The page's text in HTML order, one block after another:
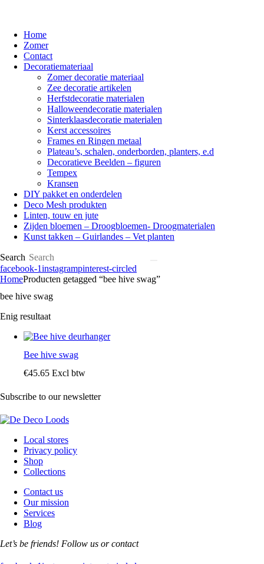
Home
Zomer
Contact
Decoratiemateriaal
Zomer decoratie materiaal
Zee decoratie artikelen
Herfstdecoratie materialen
Halloweendecoratie materialen
Sinterklaasdecoratie materialen
Kerst accessoires
Frames en Ringen metaal
Plateau’s, schalen, onderborden, planters, e.d
Decoratieve Beelden – figuren
Tempex
Kransen
DIY pakket en onderdelen
Deco Mesh produkten
Linten, touw en jute
Zijden bloemen – Droogbloemen- Droogmaterialen
Kunst takken – Guirlandes – Vet planten
Search
facebook-1instagrampinterest-circled
HomeProducten getagged “bee hive swag”
bee hive swag
Enig resultaat
Bee hive swag
€45.65 Excl btw
Subscribe to our newsletter
Local stores
Privacy policy
Shop
Collections
Contact us
Our mission
Services
Blog
Let’s be friends! Follow us or contact